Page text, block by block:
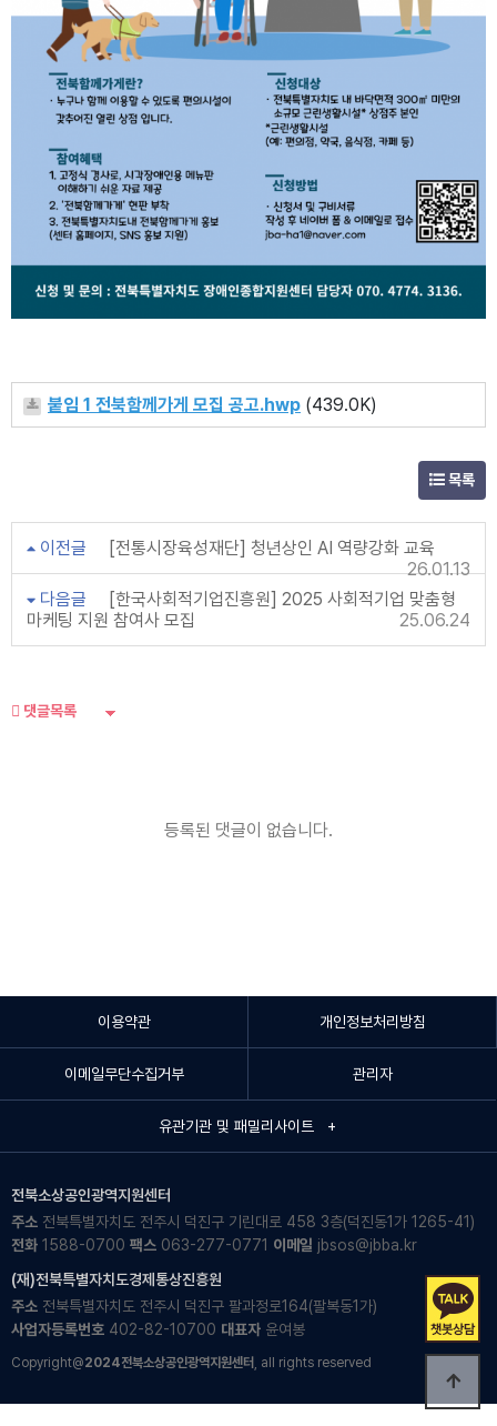
붙임 1 전북함께가게 모집 공고.hwp (439.0K)
목록
이전글
[전통시장육성재단] 청년상인 AI 역량강화 교육
26.01.13
다음글
[한국사회적기업진흥원] 2025 사회적기업 맞춤형
마케팅 지원 참여사 모집
25.06.24
댓글목록
등록된 댓글이 없습니다.
이용약관 개인정보처리방침
이메일무단수집거부 관리자
유관기관 및 패밀리사이트 +
전북소상공인광역지원센터
주소 전북특별자치도 전주시 덕진구 기린대로 458 3층(덕진동1가 1265-41)
전화 1588-0700 팩스 063-277-0771 이메일 jbsos@jbba.kr
(재)전북특별자치도경제통상진흥원
주소 전북특별자치도 전주시 덕진구 팔과정로164(팔복동1가)
사업자등록번호 402-82-10700 대표자 윤여봉
Copyright@2024전북소상공인광역지원센터 , all rights reserved